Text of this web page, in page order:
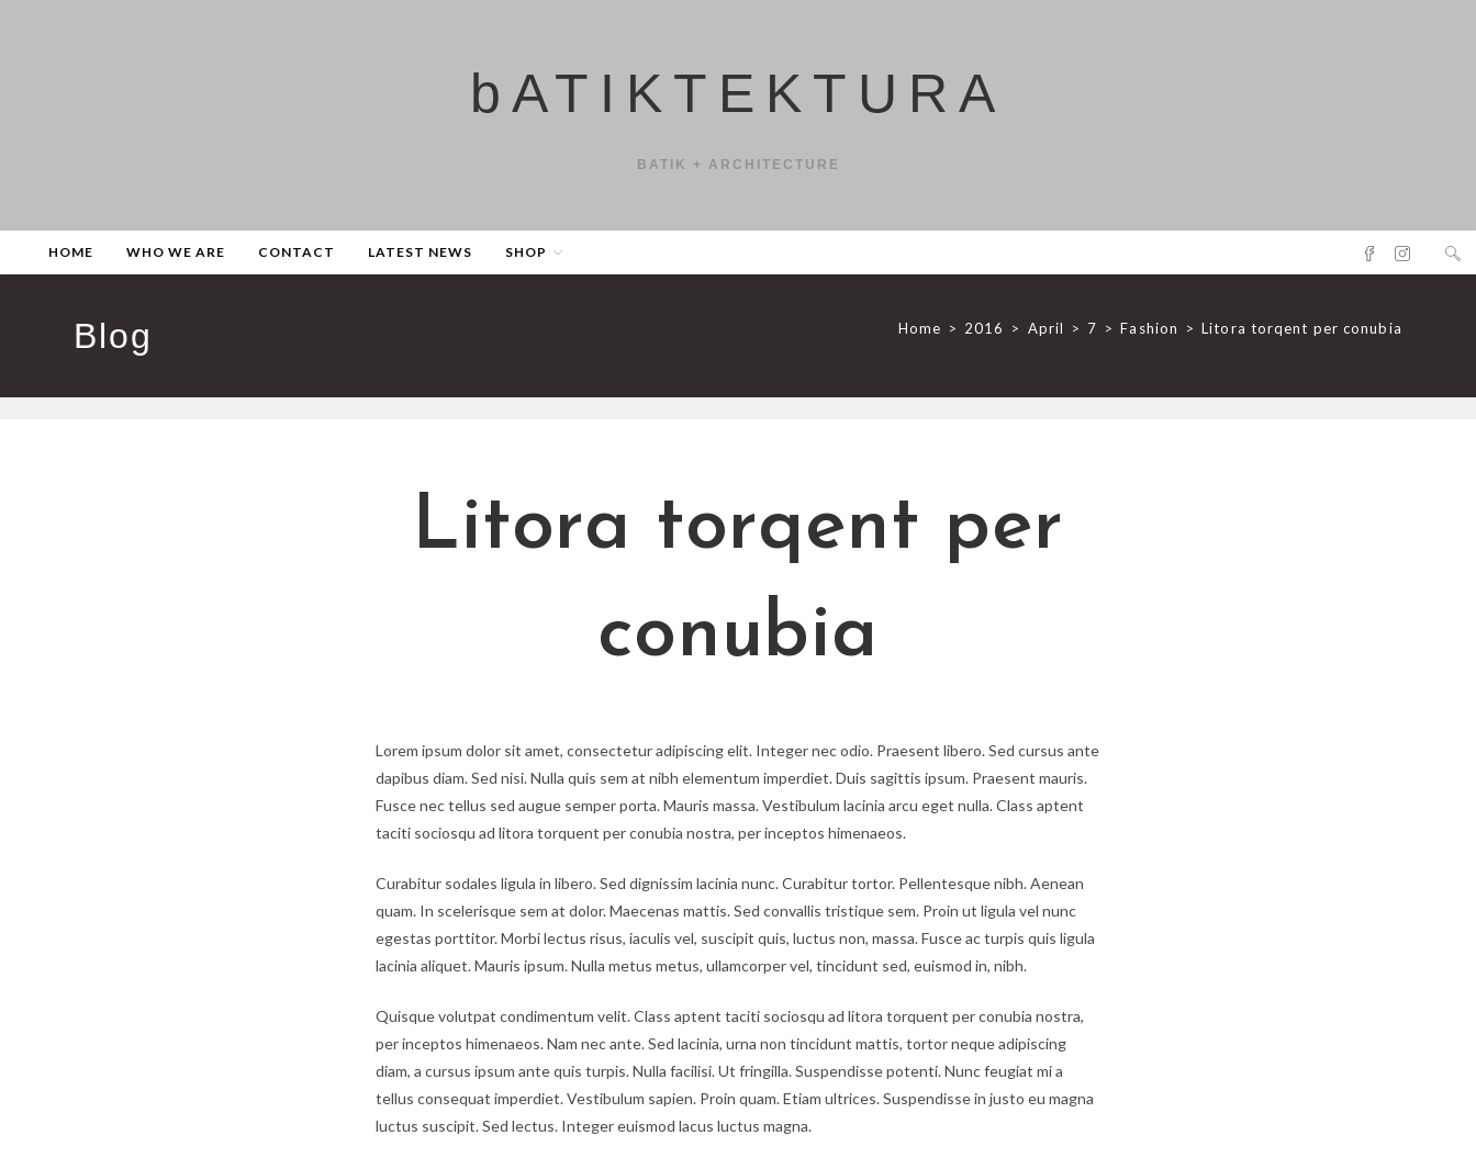
bATIKTEKTURA
BATIK + ARCHITECTURE
HOME WHO WE ARE CONTACT LATEST NEWS SHOP
Blog Home > 2016 > April > 7 > Fashion > Litora torqent per conubia
Litora torqent per
conubia
Lorem ipsum dolor sit amet, consectetur adipiscing elit. Integer nec odio. Praesent libero. Sed cursus ante
dapibus diam. Sed nisi. Nulla quis sem at nibh elementum imperdiet. Duis sagittis ipsum. Praesent mauris.
Fusce nec tellus sed augue semper porta. Mauris massa. Vestibulum lacinia arcu eget nulla. Class aptent
taciti sociosqu ad litora torquent per conubia nostra, per inceptos himenaeos.
Curabitur sodales ligula in libero. Sed dignissim lacinia nunc. Curabitur tortor. Pellentesque nibh. Aenean
quam. In scelerisque sem at dolor. Maecenas mattis. Sed convallis tristique sem. Proin ut ligula vel nunc
egestas porttitor. Morbi lectus risus, iaculis vel, suscipit quis, luctus non, massa. Fusce ac turpis quis ligula
lacinia aliquet. Mauris ipsum. Nulla metus metus, ullamcorper vel, tincidunt sed, euismod in, nibh.
Quisque volutpat condimentum velit. Class aptent taciti sociosqu ad litora torquent per conubia nostra,
per inceptos himenaeos. Nam nec ante. Sed lacinia, urna non tincidunt mattis, tortor neque adipiscing
diam, a cursus ipsum ante quis turpis. Nulla facilisi. Ut fringilla. Suspendisse potenti. Nunc feugiat mi a
tellus consequat imperdiet. Vestibulum sapien. Proin quam. Etiam ultrices. Suspendisse in justo eu magna
luctus suscipit. Sed lectus. Integer euismod lacus luctus magna.